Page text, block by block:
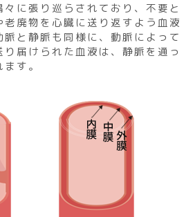
に張り巡らされており、不要と
廃物を心臓に送り返すよう血液
と静脈も同様に、動脈によって
届けられた血液は、静脈を通っ
す。